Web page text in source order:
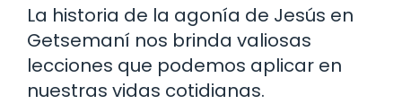
La historia de la agonía de Jesús en
Getsemaní nos brinda valiosas
lecciones que podemos aplicar en
nuestras vidas cotidianas.